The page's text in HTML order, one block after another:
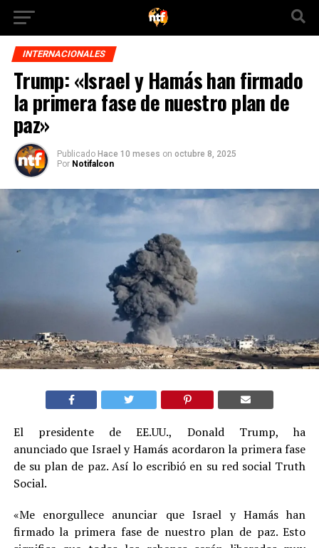
INTERNACIONALES
Trump: «Israel y Hamás han firmado
la primera fase de nuestro plan de
paz»
Publicado Hace 10 meses on octubre 8, 2025
Por Notifalcon
El presidente de EE.UU., Donald Trump, ha
anunciado que Israel y Hamás acordaron la primera fase
de su plan de paz. Así lo escribió en su red social Truth
Social.
«Me enorgullece anunciar que Israel y Hamás han
firmado la primera fase de nuestro plan de paz. Esto